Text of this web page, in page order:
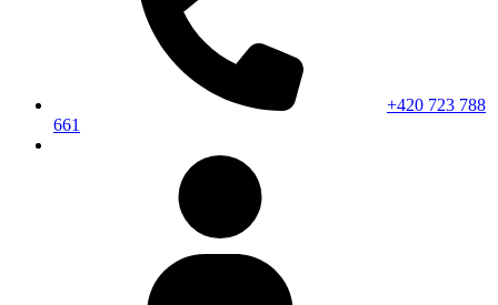
+420 723 788
661